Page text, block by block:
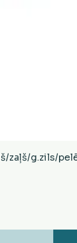
Ātrais skats
zaļš/g.zils/